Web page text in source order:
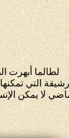
التي
لا يمكن